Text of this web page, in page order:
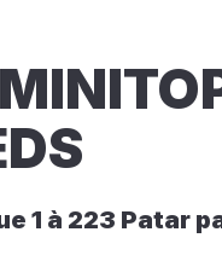
1 à 223 Patar